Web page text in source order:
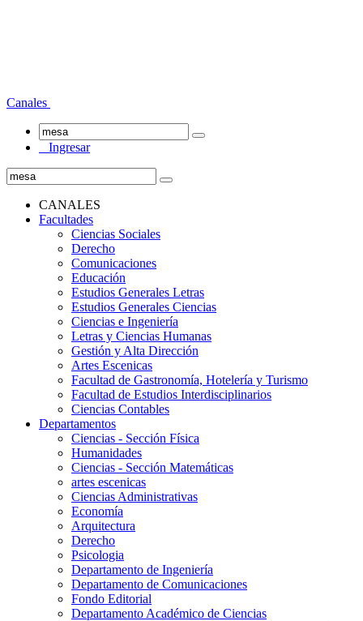
Canales
Ingresar
CANALES
Facultades
Ciencias Sociales
Derecho
Comunicaciones
Educación
Estudios Generales Letras
Estudios Generales Ciencias
Ciencias e Ingeniería
Letras y Ciencias Humanas
Gestión y Alta Dirección
Artes Escenicas
Facultad de Gastronomía, Hotelería y Turismo
Facultad de Estudios Interdisciplinarios
Ciencias Contables
Departamentos
Ciencias - Sección Física
Humanidades
Ciencias - Sección Matemáticas
artes escenicas
Ciencias Administrativas
Economía
Arquitectura
Derecho
Psicologia
Departamento de Ingeniería
Departamento de Comunicaciones
Fondo Editorial
Departamento Académico de Ciencias